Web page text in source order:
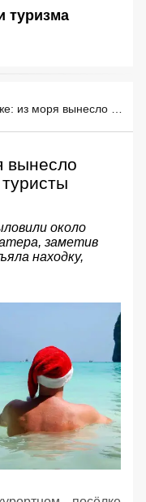
туризма
вынесло
около
заметив
находку,